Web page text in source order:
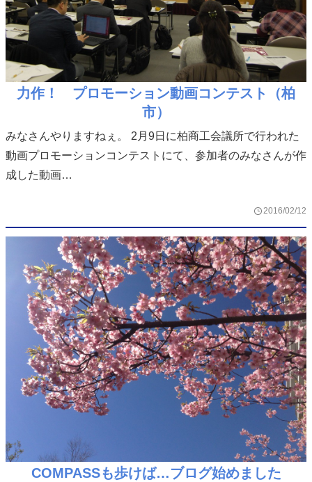
力作！ プロモーション動画コンテスト（柏
市）
みなさんやりますねぇ。 2月9日に柏商工会議所で行われた
動画プロモーションコンテストにて、参加者のみなさんが作
成した動画…
2016/02/12
COMPASSも歩けば…ブログ始めました